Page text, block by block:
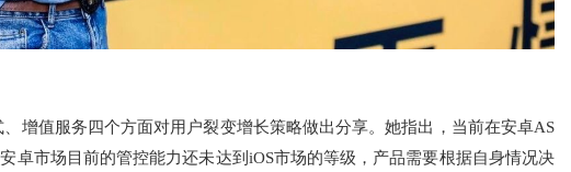
增值服务四个方面对用户裂变增长策略做出分享。她指出，当前在安卓AS
卓市场目前的管控能力还未达到iOS市场的等级，产品需要根据自身情况决